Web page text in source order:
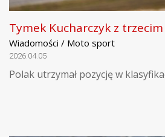
Tymek Kucharczyk z
Wiadomości / Moto sport
2026.04.05
Polak utrzymał pozycję w